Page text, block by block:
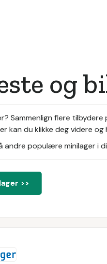
og
Sammenlign flere
kan du klikke deg videre
andre populære minilager i
>>